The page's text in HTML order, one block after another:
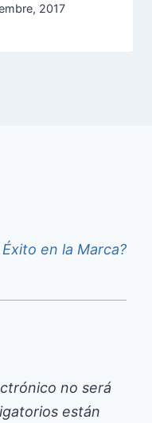
2017
en la Marca?
no será
están